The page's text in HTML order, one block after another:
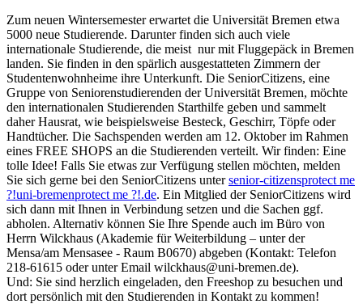
Zum neuen Wintersemester erwartet die Universität Bremen etwa
5000 neue Studierende. Darunter finden sich auch viele
internationale Studierende, die meist nur mit Fluggepäck in Bremen
landen. Sie finden in den spärlich ausgestatteten Zimmern der
Studentenwohnheime ihre Unterkunft. Die SeniorCitizens, eine
Gruppe von Seniorenstudierenden der Universität Bremen, möchte
den internationalen Studierenden Starthilfe geben und sammelt
daher Hausrat, wie beispielsweise Besteck, Geschirr, Töpfe oder
Handtücher. Die Sachspenden werden am 12. Oktober im Rahmen
eines FREE SHOPS an die Studierenden verteilt. Wir finden: Eine
tolle Idee! Falls Sie etwas zur Verfügung stellen möchten, melden
Sie sich gerne bei den SeniorCitizens untersenior-citizensprotect me
?!uni-bremenprotect me ?!.de. Ein Mitglied der SeniorCitizens wird
sich dann mit Ihnen in Verbindung setzen und die Sachen ggf.
abholen. Alternativ können Sie Ihre Spende auch im Büro von
Herrn Wilckhaus (Akademie für Weiterbildung – unter der
Mensa/am Mensasee - Raum B0670) abgeben (Kontakt: Telefon
218-61615 oder unter Email wilckhaus@uni-bremen.de).
Und: Sie sind herzlich eingeladen, den Freeshop zu besuchen und
dort persönlich mit den Studierenden in Kontakt zu kommen!